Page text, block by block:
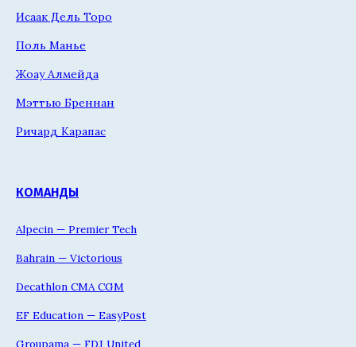
Исаак Дель Торо
Поль Манье
Жоау Алмейда
Мэттью Бреннан
Ричард Карапас
КОМАНДЫ
Alpecin — Premier Tech
Bahrain — Victorious
Decathlon CMA CGM
EF Education — EasyPost